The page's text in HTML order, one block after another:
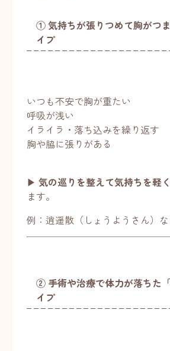
① 気持ちが張りつめて胸がつ
イプ
いつも不安で胸が重たい
呼吸が浅い
イライラ・落ち込みを繰り返す
胸や脇に張りがある
▶︎ 気の巡りを整えて気持ちを軽
ます。
例：逍遥散（しょうようさん）
② 手術や治療で体力が落ちた
イプ